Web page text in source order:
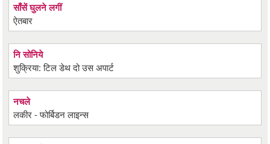
साँसें घुलने लगीं
ऐतबार
नि सोनिये
शुक्रिया: टिल डेथ दो उस अपार्ट
नचले
लकीर - फोर्बिडन लाइन्स